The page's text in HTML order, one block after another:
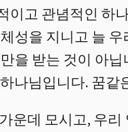
이고 관념적인 하
성을 지니고 늘
을 받는 것이 아
나님입니다. 꿈같
운데 모시고, 우